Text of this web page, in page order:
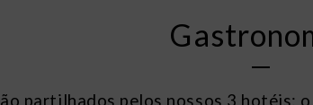
partilhados pelos nossos 3 hotéis: